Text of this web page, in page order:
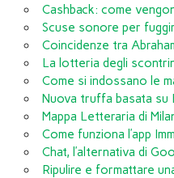
Cashback: come
Scuse sonore per
Coincidenze tra
La lotteria degli
Come si indossano le
Nuova truffa basata su
Mappa Letteraria di
Come funziona l’app
Chat, l’alternativa di
Ripulire e formattare